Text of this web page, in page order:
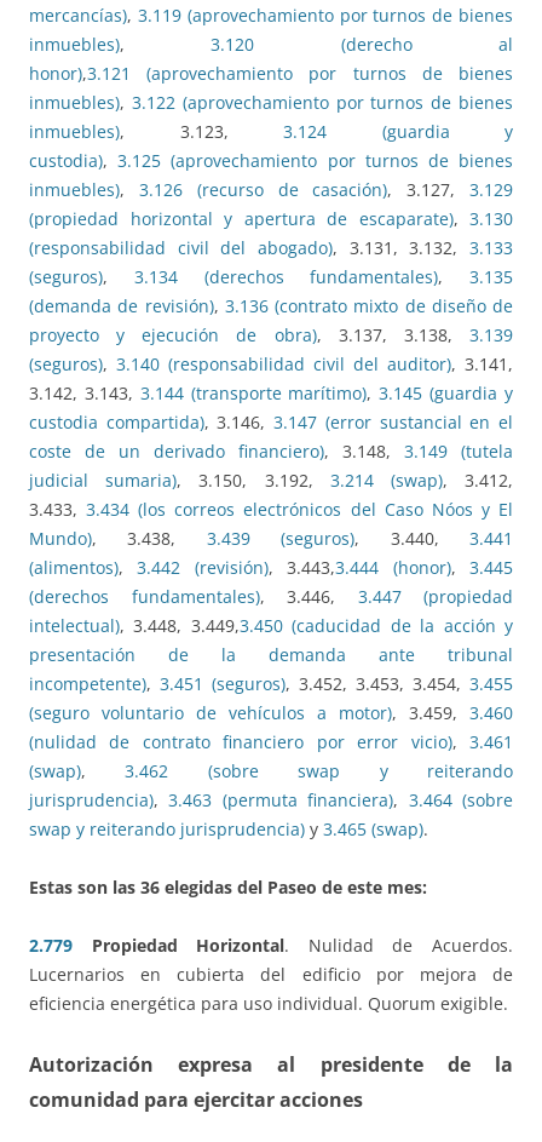
mercancías), 3.119 (aprovechamiento por turnos de bienes
inmuebles),3.120 (derecho al
honor),3.121 (aprovechamiento por turnos de bienes
inmuebles), 3.122 (aprovechamiento por turnos de bienes
inmuebles), 3.123, 3.124 (guardia y
custodia),3.125 (aprovechamiento por turnos de bienes
inmuebles), 3.126 (recurso de casación), 3.127,3.129
(propiedad horizontal y apertura de escaparate), 3.130
(responsabilidad civil del abogado), 3.131, 3.132, 3.133
(seguros), 3.134 (derechos fundamentales), 3.135
(demanda de revisión), 3.136 (contrato mixto de diseño de
proyecto y ejecución de obra), 3.137, 3.138,3.139
(seguros), 3.140 (responsabilidad civil del auditor), 3.141,
3.142, 3.143, 3.144 (transporte marítimo),3.145 (guardia y
custodia compartida), 3.146,3.147 (error sustancial en el
coste de un derivado financiero), 3.148, 3.149 (tutela
judicial sumaria), 3.150, 3.192, 3.214 (swap), 3.412,
3.433,3.434 (los correos electrónicos del Caso Nóos y El
Mundo), 3.438, 3.439 (seguros), 3.440,3.441
(alimentos),3.442 (revisión), 3.443,3.444 (honor), 3.445
(derechos fundamentales), 3.446, 3.447 (propiedad
intelectual), 3.448, 3.449,3.450 (caducidad de la acción y
presentación de la demanda ante tribunal
incompetente), 3.451 (seguros), 3.452, 3.453, 3.454, 3.455
(seguro voluntario de vehículos a motor), 3.459, 3.460
(nulidad de contrato financiero por error vicio),3.461
(swap),3.462 (sobre swap y reiterando
jurisprudencia),3.463 (permuta financiera), 3.464 (sobre
swap y reiterando jurisprudencia) y 3.465 (swap).
Estas son las 36 elegidas del Paseo de este mes:
2.779 Propiedad Horizontal. Nulidad de Acuerdos.
Lucernarios en cubierta del edificio por mejora de
eficiencia energética para uso individual. Quorum exigible.
Autorización expresa al presidente de la
comunidad para ejercitar acciones